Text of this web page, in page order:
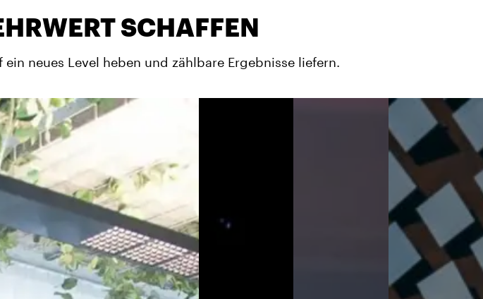
SCHAFFEN
neues Level heben und zählbare Ergebnisse liefern.